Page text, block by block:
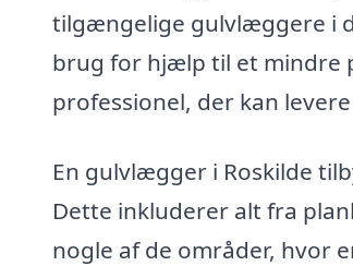
tilgængelige gulvlæggere i
brug for hjælp til et mindre
professionel, der kan
En gulvlægger i Roskilde
Dette inkluderer alt fra
nogle af de områder, hvor